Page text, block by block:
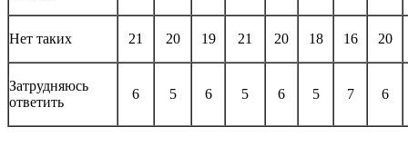
Нет таких 21 20 19 21 20 18 16 20
Затрудняюсь
ответить
6 5 6 5 6 5 7 6